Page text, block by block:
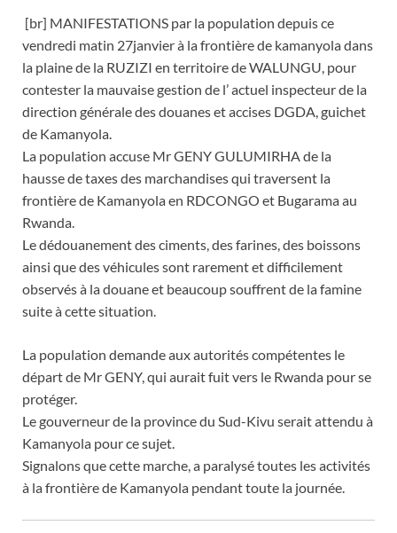
[br] MANIFESTATIONS par la population depuis ce
vendredi matin 27janvier à la frontière de kamanyola dans
la plaine de la RUZIZI en territoire de WALUNGU, pour
contester la mauvaise gestion de l’ actuel inspecteur de la
direction générale des douanes et accises DGDA, guichet
de Kamanyola.
La population accuse Mr GENY GULUMIRHA de la
hausse de taxes des marchandises qui traversent la
frontière de Kamanyola en RDCONGO et Bugarama au
Rwanda.
Le dédouanement des ciments, des farines, des boissons
ainsi que des véhicules sont rarement et difficilement
observés à la douane et beaucoup souffrent de la famine
suite à cette situation.
La population demande aux autorités compétentes le
départ de Mr GENY, qui aurait fuit vers le Rwanda pour se
protéger.
Le gouverneur de la province du Sud-Kivu serait attendu à
Kamanyola pour ce sujet.
Signalons que cette marche, a paralysé toutes les activités
à la frontière de Kamanyola pendant toute la journée.